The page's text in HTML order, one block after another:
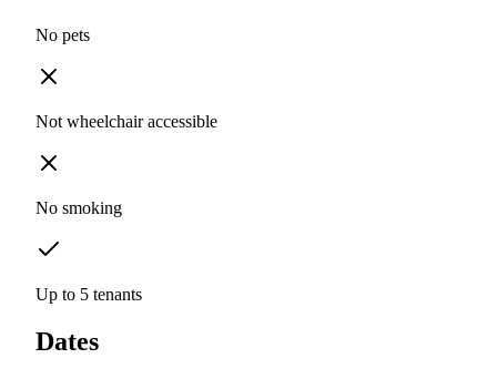
No pets
Not wheelchair accessible
No smoking
Up to 5 tenants
Dates